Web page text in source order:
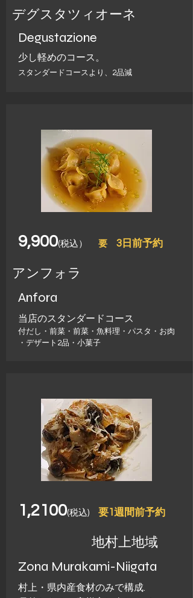
デグスタツィオーネ
Degustazione
​少し軽めのコース。
​スタンダードコースより、2品減
​9,900(税込） 要 3日前予約
アンフォラ
Anfora
​当店のスタンダードコース
付だし・前菜・前菜・魚料理・パスタ・お肉
​・デザート2品・小菓子
1,2100(税込) 要1週間前予約
地村上地域
Zona Murakami-Niigata
村上・県内産食材のみで構成.